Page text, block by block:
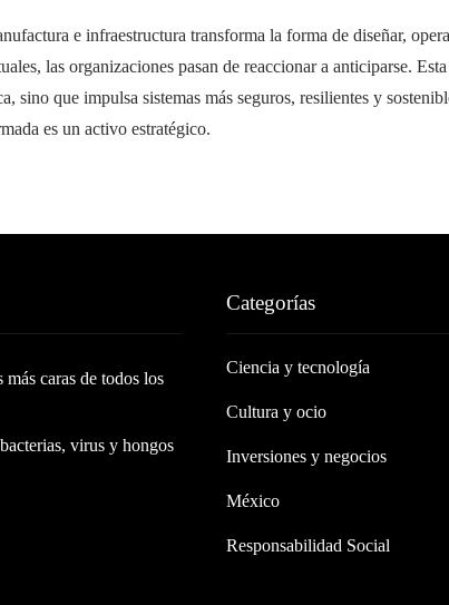
e infraestructura transforma la forma de diseñar,
las organizaciones pasan de reaccionar a anticiparse.
sino que impulsa sistemas más seguros, resilientes y
es un activo estratégico.
caras de todos los
virus y hongos
Categorías
Ciencia y tecnología
Cultura y ocio
Inversiones y negocios
México
Responsabilidad Social